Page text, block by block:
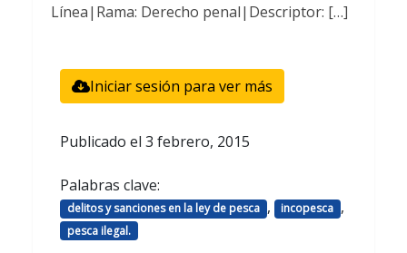
Línea|Rama: Derecho penal|Descriptor: […]
Iniciar sesión para ver más
Publicado el 3 febrero, 2015
Palabras clave:
delitos y sanciones en la ley de pesca , incopesca ,
pesca ilegal.